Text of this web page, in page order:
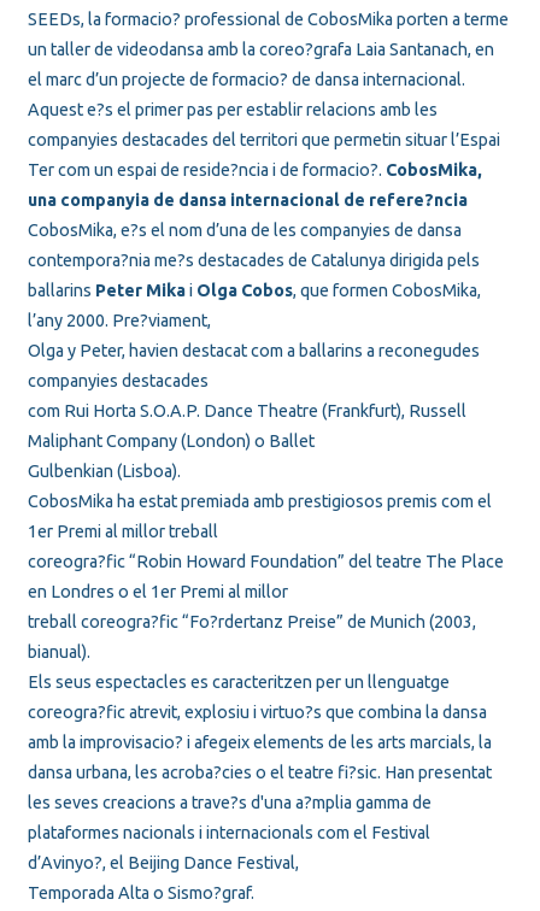
SEEDs, la formacio? professional de CobosMika porten a terme
un taller de videodansa amb la coreo?grafa Laia Santanach, en
el marc d’un projecte de formacio? de dansa internacional.
Aquest e?s el primer pas per establir relacions amb les
companyies destacades del territori que permetin situar l’Espai
Ter com un espai de reside?ncia i de formacio?. CobosMika,
una companyia de dansa internacional de refere?ncia
CobosMika, e?s el nom d’una de les companyies de dansa
contempora?nia me?s destacades de Catalunya dirigida pels
ballarins Peter Mikai Olga Cobos, que formen CobosMika,
l’any 2000. Pre?viament,
Olga y Peter, havien destacat com a ballarins a reconegudes
companyies destacades
com Rui Horta S.O.A.P. Dance Theatre (Frankfurt), Russell
Maliphant Company (London) o Ballet
Gulbenkian (Lisboa).
CobosMika ha estat premiada amb prestigiosos premis com el
1er Premi al millor treball
coreogra?fic “Robin Howard Foundation” del teatre The Place
en Londres o el 1er Premi al millor
treball coreogra?fic “Fo?rdertanz Preise” de Munich (2003,
bianual).
Els seus espectacles es caracteritzen per un llenguatge
coreogra?fic atrevit, explosiu i virtuo?s que combina la dansa
amb la improvisacio? i afegeix elements de les arts marcials, la
dansa urbana, les acroba?cies o el teatre fi?sic. Han presentat
les seves creacions a trave?s d'una a?mplia gamma de
plataformes nacionals i internacionals com el Festival
d’Avinyo?, el Beijing Dance Festival,
Temporada Alta o Sismo?graf.